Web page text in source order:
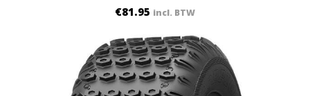
€81.95 incl. BTW